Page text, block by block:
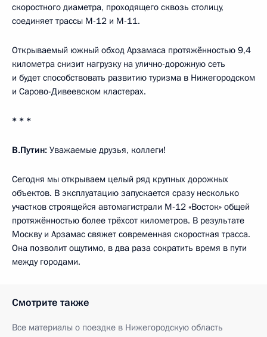
скоростного диаметра, проходящего сквозь столицу,
соединяет трассы М-12 и М-11.
Открываемый южный обход Арзамаса протяжённостью 9,4
километра снизит нагрузку на улично-дорожную сеть
и будет способствовать развитию туризма в Нижегородском
и Сарово-Дивеевском кластерах.
* * *
В.Путин: Уважаемые друзья, коллеги!
Сегодня мы открываем целый ряд крупных дорожных
объектов. В эксплуатацию запускается сразу несколько
участков строящейся автомагистрали М-12 «Восток» общей
протяжённостью более трёхсот километров. В результате
Москву и Арзамас свяжет современная скоростная трасса.
Она позволит ощутимо, в два раза сократить время в пути
между городами.
Смотрите также
Все материалы о поездке в Нижегородскую область